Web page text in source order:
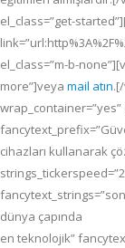
el_class=”get-
el_class=”m-b-
more”]veya mail atın
cihazları kullanarak
dünya çapında
en teknolojik”